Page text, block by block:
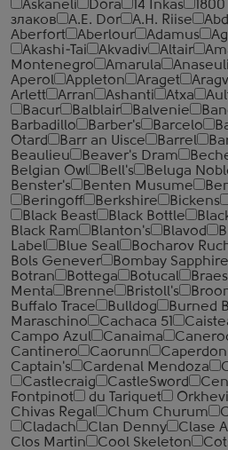
Askaneli
Dora 14 Inkas
злаков
A.E. Dor A.H. Riise
Aberfort
Aberlour Adamus
Akashi-Tai
Akvadiv Altair
Montenegro
Amarula Anaseuli
Aperol
Appleton Araget
Arlett
Arran Ashanti Atxa
Bacur
Balblair Balvenie
Barbadillo
Barber's Barcelo
Otard
Barr an Uisce Barrel
Beaulieu
Beaver's Dram
Belgian Owl
Bell's Beluga
Benster's
Benten Musume
Beringoff
Berkshire Bickens
Black Beast
Black Bottle
Black Ram
Blanton's Blavod
Label
Blue Seal Bocharov
Bols Genever
Bombay Sapphire
Botran
Bottega Botucal
Menta
Brenne Bristoll's
Buffalo Trace
Bulldog Burned
Maraschino
Cachaca 51
Campo Azul
Canaima
Cantinero
Caorunn
Captain's
Cardenal Mendoza
Castlecraig
CastleSword
Fontpinot
du Tariquet Orkhevi
Chivas Regal
Chum Churum
Cladach
Clan Denny Clase
Clos Martin
Cool Skeleton